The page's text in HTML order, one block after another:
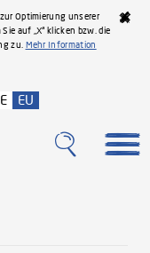
Optimierung unserer
auf „X“ klicken bzw. die
zu. Mehr Information
EU